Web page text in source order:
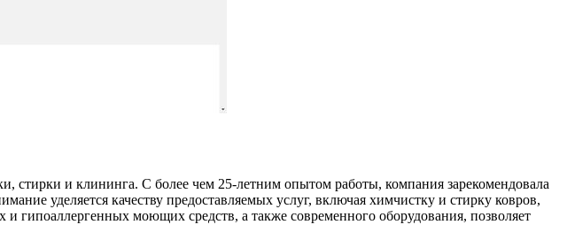
стирки и клининга. С более чем 25-летним опытом работы, компания зарекомендовала
уделяется качеству предоставляемых услуг, включая химчистку и стирку ковров,
гипоаллергенных моющих средств, а также современного оборудования, позволяет